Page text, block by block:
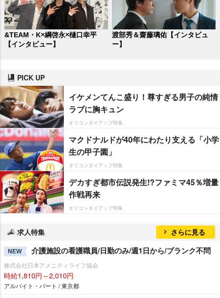
&TEAM・K×綱啓永×樋口幸平
【インタビュー】
渡部秀＆齋藤璃佑【インタビュ
ー】
PICK UP
イケメンてんこ盛り！尊すぎる男子の純情
ラブに胸キュン
オリコンタイアップ特集
マクドナルドが40年にわたり支える「小学
生の甲子園」
オリコンタイアップ特集
デカすぎ都市伝説発生!?ファミマ45％増量
作戦再来
オリコンタイアップ特集
求人特集 さらに見る
NEW 介護施設の看護職員/日勤のみ/週1日から/ブランク不問
株式会社日本アメニティライフ協会
時給1,810円～2,010円
アルバイト・パート / 東京都